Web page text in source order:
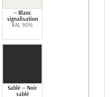
— Blanc
signalisation
RAL 9016
Sablé — Noir
sablé